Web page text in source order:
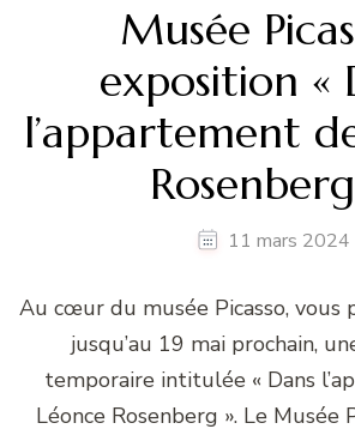
Musée
exposition «
l’appartement
11 mars 2024
Au cœur du musée Picasso, vous
jusqu’au 19 mai prochain,
temporaire intitulée « Dans
Léonce Rosenberg ». Le Musée